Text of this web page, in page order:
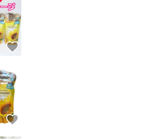
準をクリアした安心・安全なユーザーです
フリマの取引を完了させた実績があります
フリマサービスでの取引実績があります
報をコピーします
ます
ページへ